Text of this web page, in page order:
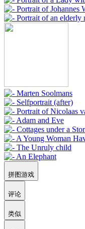
拼图游戏
评论
类似